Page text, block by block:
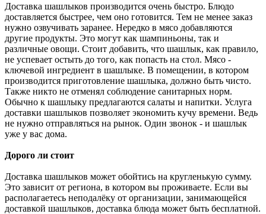
Доставка шашлыков производится очень быстро. Блюдо
доставляется быстрее, чем оно готовится. Тем не менее заказ
нужно озвучивать заранее. Нередко в мясо добавляются
другие продукты. Это могут как шампиньоны, так и
различные овощи. Стоит добавить, что шашлык, как правило,
не успевает остыть до того, как попасть на стол. Мясо -
ключевой ингредиент в шашлыке. В помещении, в котором
производится приготовление шашлыка, должно быть чисто.
Также никто не отменял соблюдение санитарных норм.
Обычно к шашлыку предлагаются салаты и напитки. Услуга
доставки шашлыков позволяет экономить кучу времени. Ведь
не нужно отправляться на рынок. Один звонок - и шашлык
уже у вас дома.
Дорого ли стоит
Доставка шашлыков может обойтись на кругленькую сумму.
Это зависит от региона, в котором вы проживаете. Если вы
располагаетесь неподалёку от организации, занимающейся
доставкой шашлыков, доставка блюда может быть бесплатной.